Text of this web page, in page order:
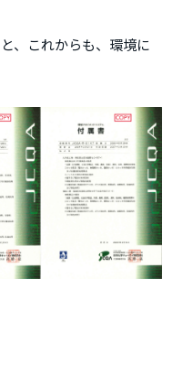
、これからも、環境に